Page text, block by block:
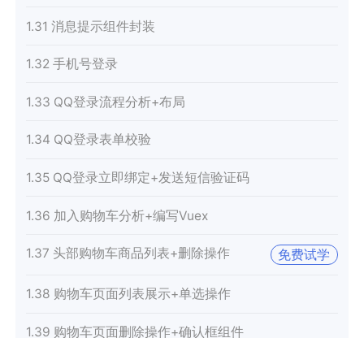
1.31 消息提示组件封装
1.32 手机号登录
1.33 QQ登录流程分析+布局
1.34 QQ登录表单校验
1.35 QQ登录立即绑定+发送短信验证码
1.36 加入购物车分析+编写Vuex
1.37 头部购物车商品列表+删除操作 免费试学
1.38 购物车页面列表展示+单选操作
1.39 购物车页面删除操作+确认框组件